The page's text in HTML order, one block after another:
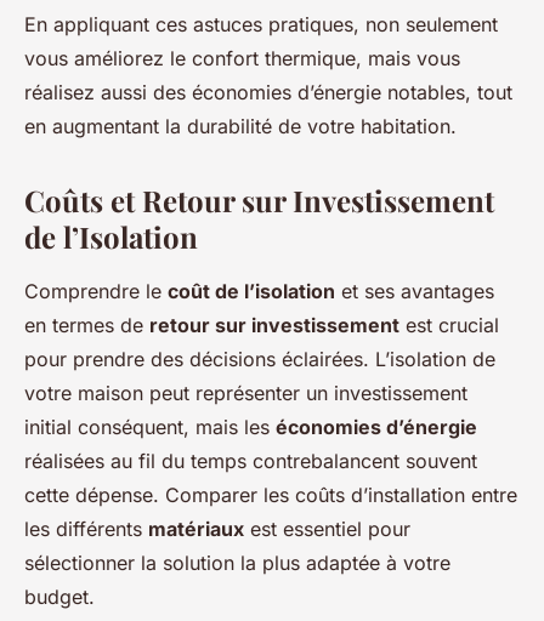
En appliquant ces astuces pratiques, non seulement
vous améliorez le confort thermique, mais vous
réalisez aussi des économies d’énergie notables, tout
en augmentant la durabilité de votre habitation.
Coûts et Retour sur Investissement
de l’Isolation
Comprendre le coût de l’isolation et ses avantages
en termes de retour sur investissement est crucial
pour prendre des décisions éclairées. L’isolation de
votre maison peut représenter un investissement
initial conséquent, mais les économies d’énergie
réalisées au fil du temps contrebalancent souvent
cette dépense. Comparer les coûts d’installation entre
les différents matériaux est essentiel pour
sélectionner la solution la plus adaptée à votre
budget.